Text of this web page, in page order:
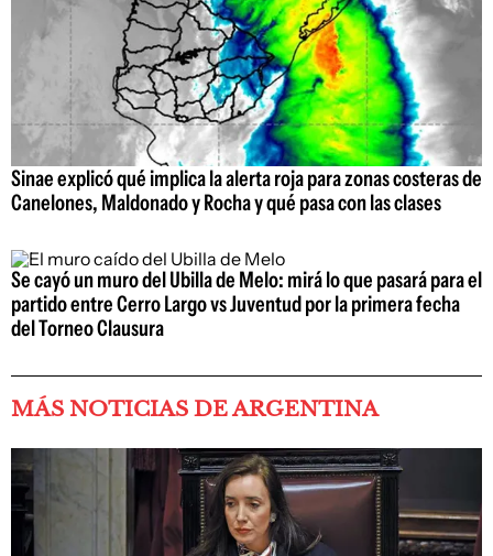
Sinae explicó qué implica la alerta roja para zonas costeras de
Canelones, Maldonado y Rocha y qué pasa con las clases
Se cayó un muro del Ubilla de Melo: mirá lo que pasará para el
partido entre Cerro Largo vs Juventud por la primera fecha
del Torneo Clausura
MÁS NOTICIAS DE ARGENTINA